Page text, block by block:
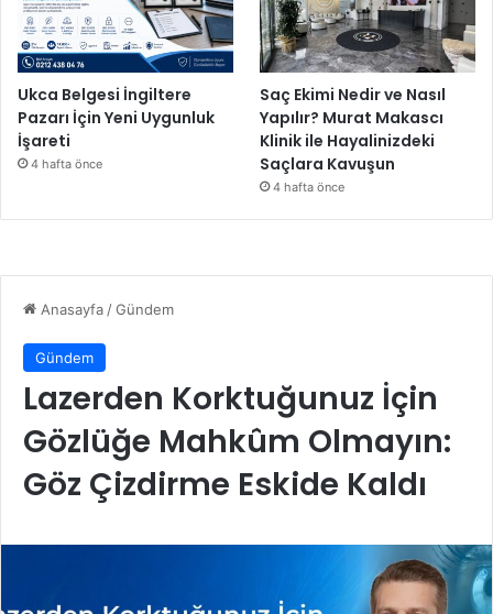
Ukca Belgesi İngiltere
Pazarı İçin Yeni Uygunluk
İşareti
4 hafta önce
Saç Ekimi Nedir ve Nasıl
Yapılır? Murat Makascı
Klinik ile Hayalinizdeki
Saçlara Kavuşun
4 hafta önce